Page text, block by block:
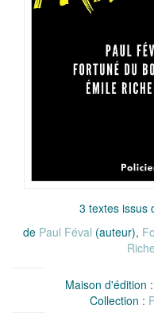
3 textes issus
de Paul Féval (auteur),
Maison d'édition :
Collection :